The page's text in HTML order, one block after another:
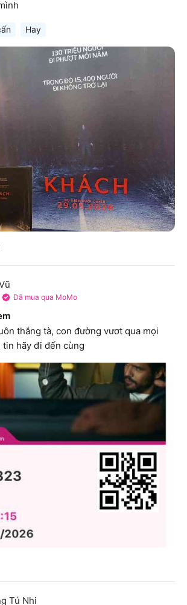
Hay
Đã mua qua MoMo
thắng tà, con đường vươt qua mọi
tin hãy đi đến cùng
Tú Nhi